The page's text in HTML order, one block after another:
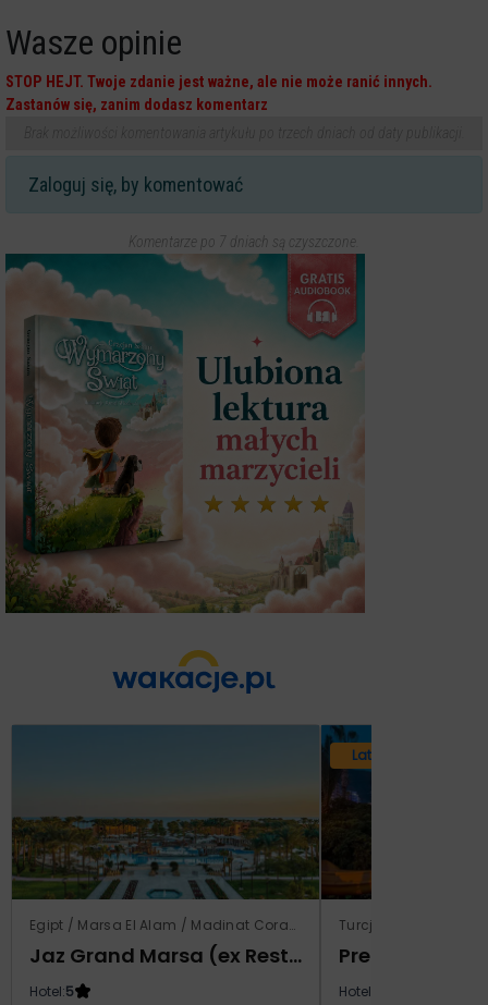
Wasze opinie
STOP HEJT. Twoje zdanie jest ważne, ale nie może ranić innych.
Zastanów się, zanim dodasz komentarz
Zaloguj się, by komentować
Komentarze po 7 dniach są czyszczone.
Egipt / Marsa El Alam / Madinat Coraya
Jaz Grand Marsa (ex Resta Grand Resort)
Hotel:5
Lato 2026
Turcja / Riwiera
Prestige
Hotel: